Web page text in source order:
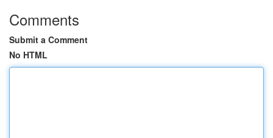
Comments
Submit a Comment
No HTML